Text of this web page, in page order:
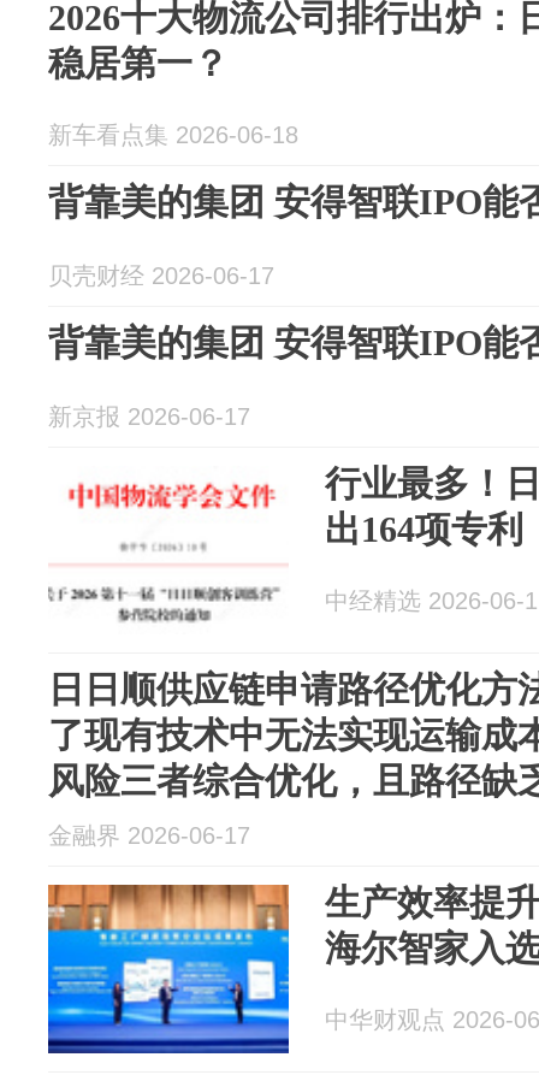
2026十大物流公司排行出炉：
稳居第一？
新车看点集 2026-06-18
背靠美的集团 安得智联IPO能
贝壳财经 2026-06-17
背靠美的集团 安得智联IPO能
新京报 2026-06-17
行业最多！
出164项专利
中经精选 2026-06-
日日顺供应链申请路径优化方
了现有技术中无法实现运输成
风险三者综合优化，且路径缺
金融界 2026-06-17
生产效率提
海尔智家入
中华财观点 2026-